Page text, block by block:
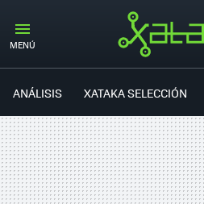
MENÚ
ANÁLISIS XATAKA SELECCIÓN